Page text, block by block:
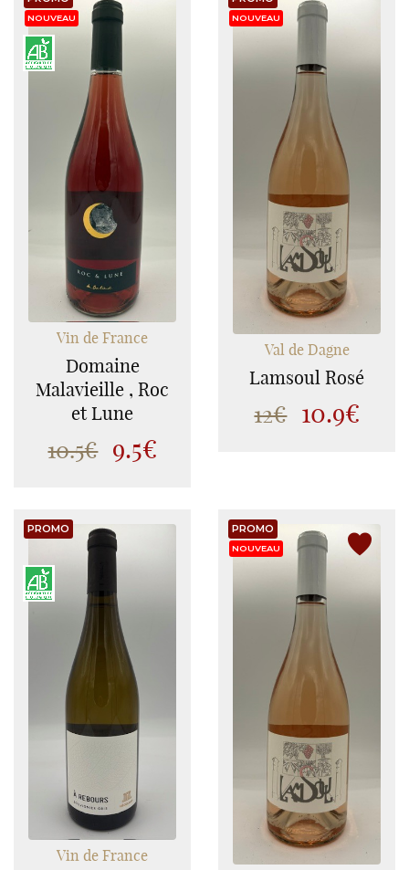
NOUVEAU
Vin de France
Domaine
Malavieille , Roc
et Lune
10.5€ 9.5€
NOUVEAU
Val de Dagne
Lamsoul Rosé
12€ 10.9€
PROMO
Vin de France
NOUVEAU
PROMO